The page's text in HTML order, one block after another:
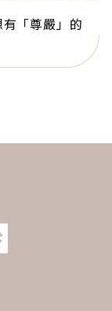
「尊嚴」的